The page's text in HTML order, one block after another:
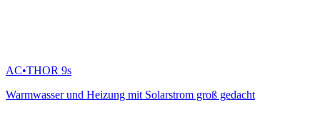
AC•THOR 9s
Warmwasser und Heizung mit Solarstrom groß gedacht